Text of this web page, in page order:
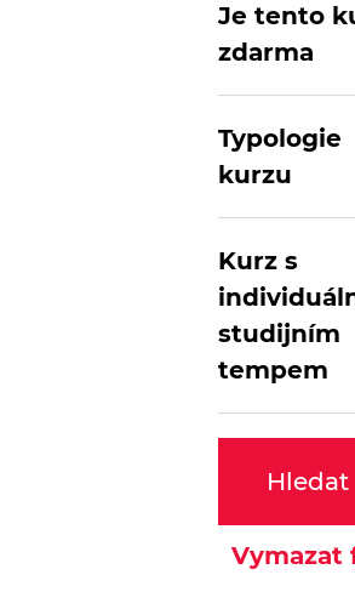
Je tento
zdarma
Typologie
kurzu
Kurz s
studijním
tempem
Hledat